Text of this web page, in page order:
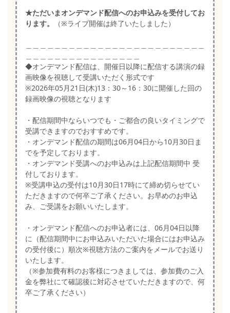
★ただいまオンデマンド配信へのお申込みを受付してお
ります。
（※ライブ開催は終了いたしました）
◆オンデマンド配信は、開催日以降に配信する講演の録
画映像を視聴して受講いただく形式です
※2026年05月21日(木)13：30～16：30に開催した回の
録画映像の視聴となります
・配信期間中ならいつでも・ご都合の良いタイミングで
受講できますのでおすすめです。
・オンデマンド配信の期間は06月04日から10月30日ま
でを予定しております。
・オンデマンド受講へのお申込みは上記配信期間中 受
付しております。
※受講申込の受付は10月30日17時にて締め切らせてい
ただきますので何卒ご了承ください。お早めのお申込
み、ご受講をお願いいたします。
・オンデマンド配信へのお申込者には、06月04日以降
に（配信期間中にお申込みいただいた場合にはお申込み
の受付後に）順次※視聴方法のご案内をメールでお送り
いたします。
（※参加費有料のお客様につきましては、参加費のご入
金を弊社にて確認後に対応させていただきますので、何
卒ご了承ください）